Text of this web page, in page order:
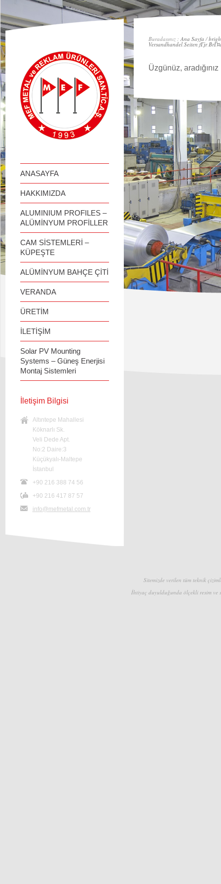
займ онлайн
ANASAYFA
HAKKIMIZDA
ALUMINIUM PROFILES –
ALÜMİNYUM PROFİLLER
CAM SİSTEMLERİ –
KÜPEŞTE
ALÜMİNYUM BAHÇE ÇİTİ
VERANDA
ÜRETİM
İLETİŞİM
Solar PV Mounting
Systems – Güneş Enerjisi
Montaj Sistemleri
İletişim Bilgisi
Altıntepe Mahallesi
Köknarlı Sk.
Veli Dede Apt.
No:2 Daire:3
Küçükyalı-Maltepe
İstanbul
+90 216 388 74 56
+90 216 417 87 57
info@mefmetal.com.tr
Buradasınız :Ana Sayfa /
Versandhandel Seiten fГјr
Üzgünüz,
Sitemizde verilen tüm teknik
İhtiyaç duyulduğunda ölçekli resim ve